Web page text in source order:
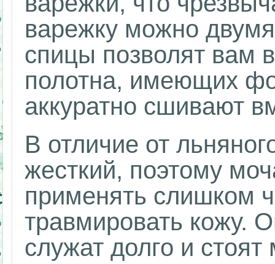
варежку можно
спицы позволят вам
полотна, имеющих
аккуратно сшивают
В отличие от
жесткий, поэтому
применять слишком
травмировать кожу.
служат долго и стоят